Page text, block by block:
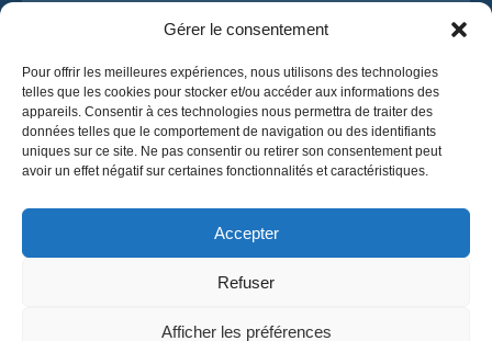
Gérer le consentement
Pour offrir les meilleures expériences, nous utilisons des technologies
telles que les cookies pour stocker et/ou accéder aux informations des
appareils. Consentir à ces technologies nous permettra de traiter des
données telles que le comportement de navigation ou des identifiants
uniques sur ce site. Ne pas consentir ou retirer son consentement peut
avoir un effet négatif sur certaines fonctionnalités et caractéristiques.
Accepter
Refuser
Afficher les préférences
J’ai lu et j’accepte lapolitique de confidentialité
d’OsaBus.
Obtenez un devis
Obtenez un devis